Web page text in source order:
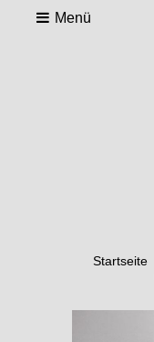
Menü
Startseite